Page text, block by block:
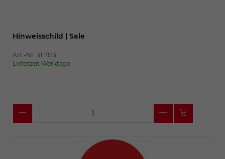
Hinweisschild | Sale
Art.-Nr. 31.1923
Lieferzeit Werktage